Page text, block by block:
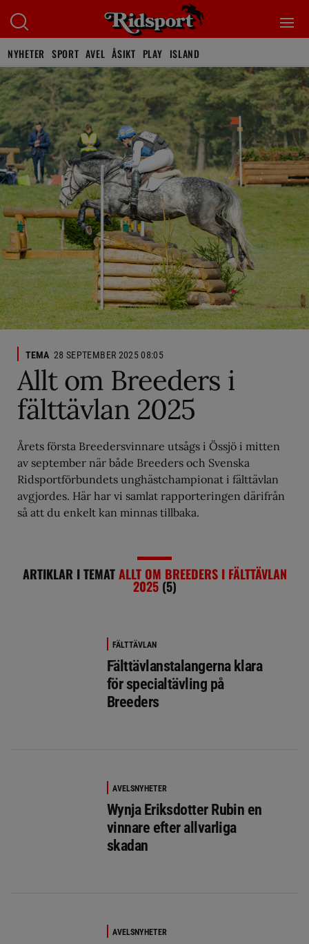
NYHETER SPORT AVEL ÅSIKT PLAY ISLAND
TEMA 28 SEPTEMBER 2025 08:05
Allt om Breeders i
fälttävlan 2025
Årets första Breedersvinnare utsågs i Össjö i mitten
av september när både Breeders och Svenska
Ridsportförbundets unghästchampionat i fälttävlan
avgjordes. Här har vi samlat rapporteringen därifrån
så att du enkelt kan minnas tillbaka.
ARTIKLAR I TEMATALLT OM BREEDERS I FÄLTTÄVLAN
2025(5)
FÄLTTÄVLAN
Fälttävlanstalangerna klara
för specialtävling på
Breeders
AVELSNYHETER
Wynja Eriksdotter Rubin en
vinnare efter allvarliga
skadan
AVELSNYHETER